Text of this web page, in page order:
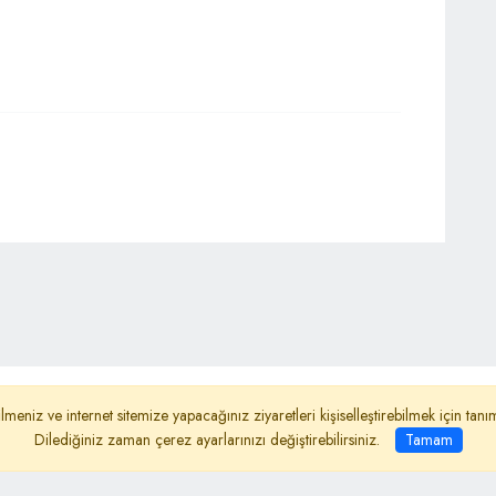
Metni Reklam
Haber Gönder
ve internet sitemize yapacağınız ziyaretleri kişiselleştirebilmek için
Dilediğiniz zaman çerez ayarlarınızı değiştirebilirsiniz.
Tamam